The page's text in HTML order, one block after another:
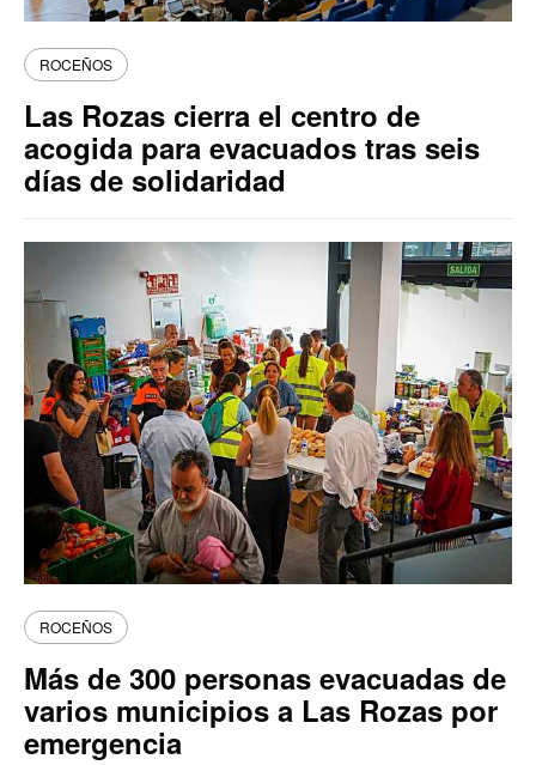
ROCEÑOS
Las Rozas cierra el centro de
acogida para evacuados tras seis
días de solidaridad
ROCEÑOS
Más de 300 personas evacuadas de
varios municipios a Las Rozas por
emergencia